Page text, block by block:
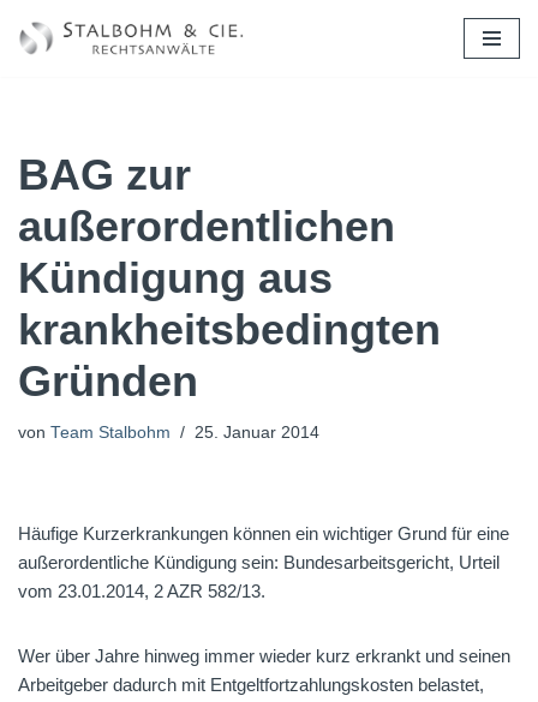
BAG zur
außerordentlichen
Kündigung aus
krankheitsbedingten
Gründen
von Team Stalbohm 25. Januar 2014
Häufige Kurzerkrankungen können ein wichtiger Grund für eine
außerordentliche Kündigung sein: Bundesarbeitsgericht, Urteil
vom 23.01.2014, 2 AZR 582/13.
Wer über Jahre hinweg immer wieder kurz erkrankt und seinen
Arbeitgeber dadurch mit Entgeltfortzahlungskosten belastet,